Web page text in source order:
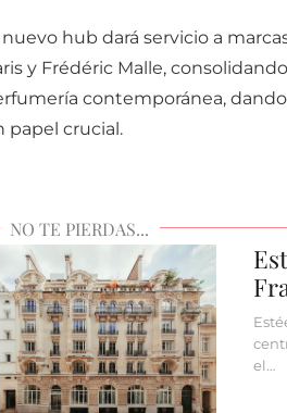
nuevo hub dará servicio a
y Frédéric Malle,
contemporánea,
papel crucial.
el…